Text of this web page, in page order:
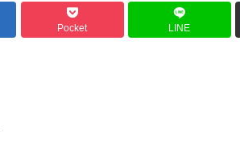
Pocket LINE